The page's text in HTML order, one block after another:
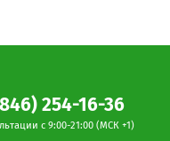
254-16-36
c 9:00-21:00 (МСК +1)